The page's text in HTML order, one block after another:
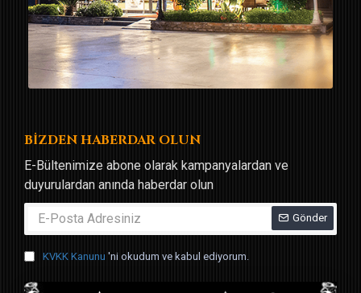
BİZDEN HABERDAR OLUN
E-Bültenimize abone olarak kampanyalardan ve
duyurulardan anında haberdar olun
Gönder
KVKK Kanunu 'ni okudum ve kabul ediyorum.